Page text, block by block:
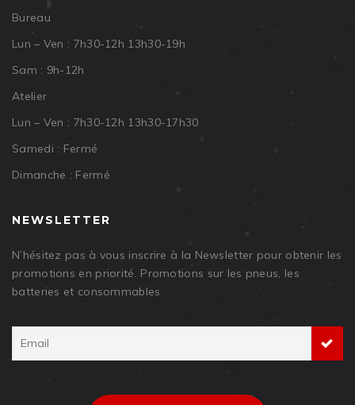
Bureau
Lun – Ven : 7h30-12h 13h30-19h
Sam : 9h-12h
Atelier
Lun – Ven : 7h30-12h 13h30-17h30
Samedi : Fermé
Dimanche : Fermé
NEWSLETTER
N’hésitez pas à vous inscrire à la Newsletter pour obtenir les
promotions en priorité. Promotions sur les pneus, les
batteries et consommables